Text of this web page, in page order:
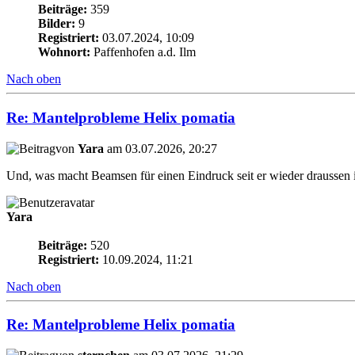
Beiträge: 359
Bilder: 9
Registriert: 03.07.2024, 10:09
Wohnort: Paffenhofen a.d. Ilm
Nach oben
Re: Mantelprobleme Helix pomatia
von Yara am 03.07.2026, 20:27
Und, was macht Beamsen für einen Eindruck seit er wieder draussen
Yara
Beiträge: 520
Registriert: 10.09.2024, 11:21
Nach oben
Re: Mantelprobleme Helix pomatia